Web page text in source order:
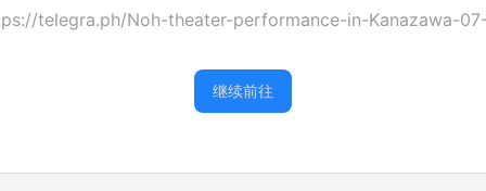
telegra.ph/Noh-theater-performance-in-Kanazawa-
继续前往